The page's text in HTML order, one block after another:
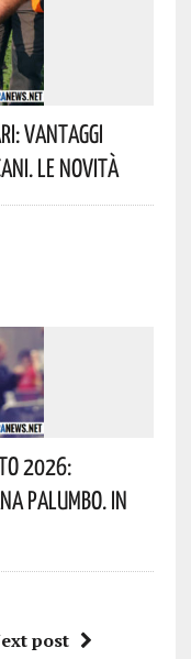
Vantaggi
Le Novità
2026:
Palumbo. In
post